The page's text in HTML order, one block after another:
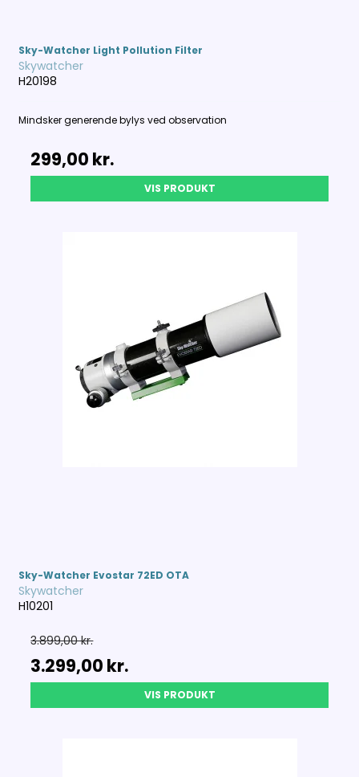
Sky-Watcher Light Pollution Filter
Skywatcher
H20198
Mindsker generende bylys ved observation
299,00 kr.
VIS PRODUKT
Sky-Watcher Evostar 72ED OTA
Skywatcher
H10201
3.899,00 kr.
3.299,00 kr.
VIS PRODUKT